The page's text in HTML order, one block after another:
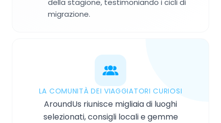
migrazione.
LA COMUNITÀ DEI VIAGGIATORI CURIOSI
AroundUs riunisce migliaia di luoghi
selezionati, consigli locali e gemme